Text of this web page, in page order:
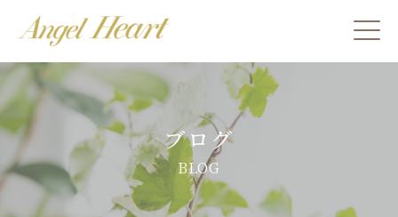
施術をご希望の方
カウンセリングをご希望の方へ
スクール受講生の方へ
ブログ
BLOG